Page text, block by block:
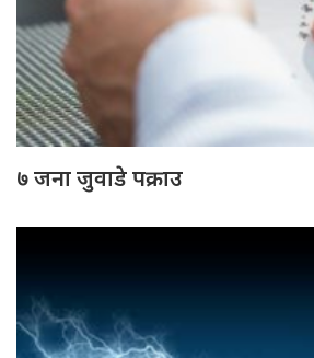
७ जना जुवाडे पक्राउ